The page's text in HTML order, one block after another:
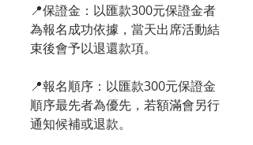
📍保證金：以匯款300元保證金者
為報名成功依據，當天出席活動結
束後會予以退還款項。
📍報名順序：以匯款300元保證金
順序最先者為優先，若額滿會另行
通知候補或退款。